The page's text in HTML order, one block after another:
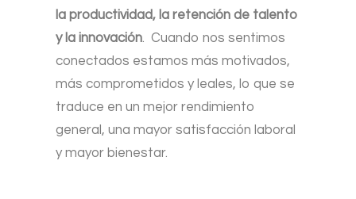
la productividad, la retención de talento
y la innovación. Cuando nos sentimos
conectados estamos más motivados,
más comprometidos y leales, lo que se
traduce en un mejor rendimiento
general, una mayor satisfacción laboral
y mayor bienestar.